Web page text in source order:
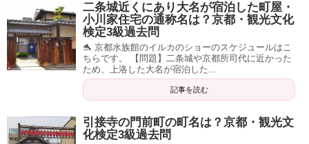
二条城近くにあり大名が宿泊した町屋・
小川家住宅の通称名は？京都・観光文化
検定3級過去問
🐬 京都水族館のイルカのショーのスケジュールはこ
ちらです。 【問題】二条城や京都所司代に近かった
ため、上洛した大名が宿泊した...
記事を読む
引接寺の門前町の町名は？京都・観光文
化検定3級過去問